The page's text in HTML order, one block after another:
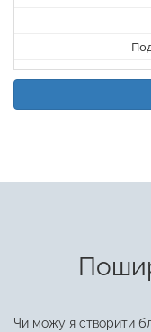
Чи можу я створити